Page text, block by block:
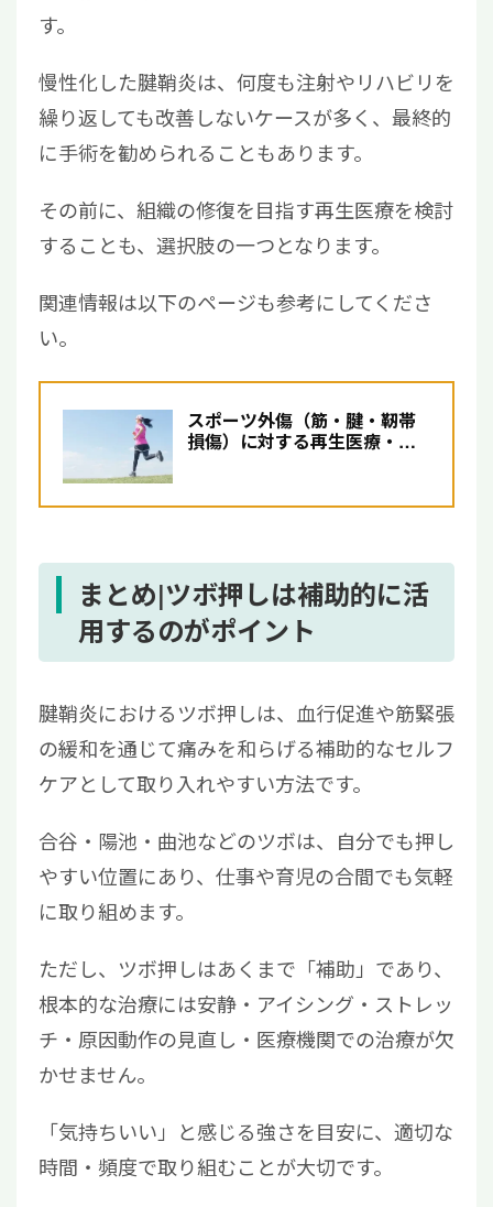
す。
慢性化した腱鞘炎は、何度も注射やリハビリを
繰り返しても改善しないケースが多く、最終的
に手術を勧められることもあります。
その前に、組織の修復を目指す再生医療を検討
することも、選択肢の一つとなります。
関連情報は以下のページも参考にしてくださ
い。
スポーツ外傷（筋・腱・靭帯
損傷）に対する再生医療・幹
まとめ|ツボ押しは補助的に活
用するのがポイント
腱鞘炎におけるツボ押しは、血行促進や筋緊張
の緩和を通じて痛みを和らげる補助的なセルフ
ケアとして取り入れやすい方法です。
合谷・陽池・曲池などのツボは、自分でも押し
やすい位置にあり、仕事や育児の合間でも気軽
に取り組めます。
ただし、ツボ押しはあくまで「補助」であり、
根本的な治療には安静・アイシング・ストレッ
チ・原因動作の見直し・医療機関での治療が欠
かせません。
「気持ちいい」と感じる強さを目安に、適切な
時間・頻度で取り組むことが大切です。